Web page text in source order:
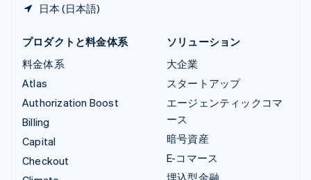
日本 (日本語)
プロダクトと料金体系
料金体系
Atlas
Authorization Boost
Billing
Capital
Checkout
ソリューション
大企業
スタートアップ
エージェンティックコマ
ース
暗号資産
E-コマース
埋込型金融